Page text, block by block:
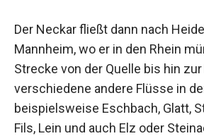
Der Neckar fließt dann nach
Mannheim, wo er in den Rhein
Strecke von der Quelle bis hin
verschiedene andere Flüsse in
beispielsweise Eschbach, Glatt,
Fils, Lein und auch Elz oder